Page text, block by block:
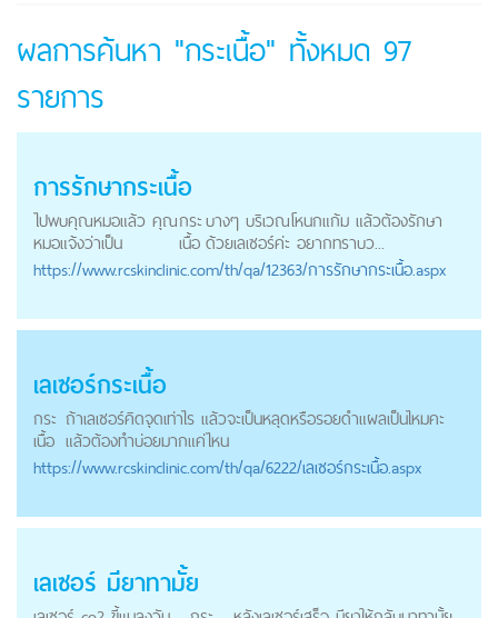
ผลการค้นหา "กระเนื้อ" ทั้งหมด 97
รายการ
การรักษากระเนื้อ
ไปพบคุณหมอแล้ว คุณ
หมอแจ้งว่าเป็น
กระ
เนื้อ
บางๆ บริเวณโหนกแก้ม แล้วต้องรักษา
ด้วยเลเซอร์ค่ะ อยากทราบว...
https://www.rcskinclinic.com/th/qa/12363/การรักษากระเนื้อ.aspx
เลเซอร์กระเนื้อ
กระ
เนื้อ
ถ้าเลเซอร์คิดจุดเท่าไร แล้วจะเป็นหลุดหรือรอยดำแผลเป็นไหมคะ
แล้วต้องทำบ่อยมากแค่ไหน
https://www.rcskinclinic.com/th/qa/6222/เลเซอร์กระเนื้อ.aspx
เลเซอร์ มียาทามั้ย